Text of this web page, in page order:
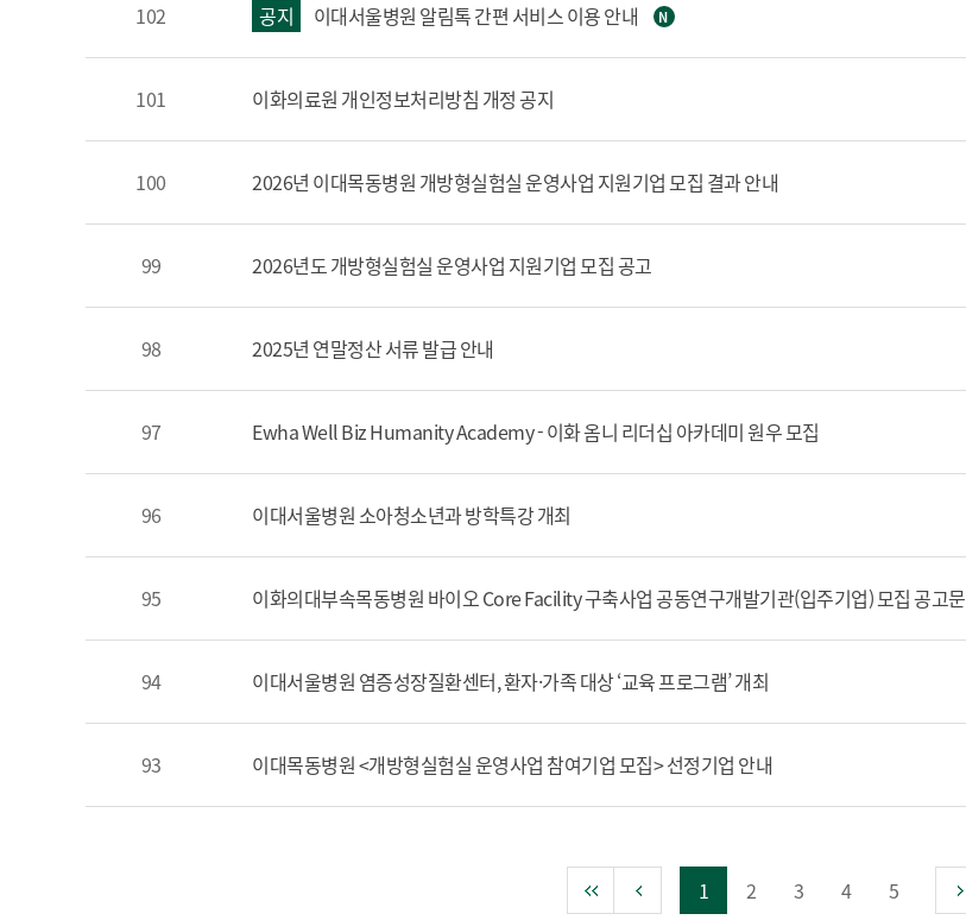
102 공지 이대서울병원 알림톡 간편 서비스 이용 안내 N
101 이화의료원 개인정보처리방침 개정 공지
100 2026년 이대목동병원 개방형실험실 운영사업 지원기업 모집 결과 안내
99 2026년도 개방형실험실 운영사업 지원기업 모집 공고
98 2025년 연말정산 서류 발급 안내
97 Ewha Well Biz Humanity Academy - 이화 옴니 리더십 아카데미 원우 모집
96 이대서울병원 소아청소년과 방학특강 개최
95 이화의대부속목동병원 바이오 Core Facility 구축사업 공동연구개발기관(입주기업) 모집 공고문
94 이대서울병원 염증성장질환센터, 환자·가족 대상 ‘교육 프로그램’ 개최
93 이대목동병원 <개방형실험실 운영사업 참여기업 모집> 선정기업 안내
첫 페이지이전 페이지
1 2 3 4 5